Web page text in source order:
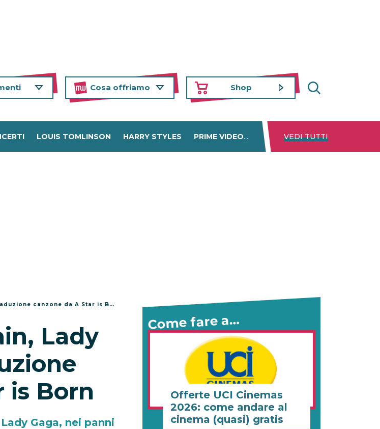
Cosa offriamo Shop
LOUIS TOMLINSON HARRY STYLES PRIME VIDEO DISNEY+ NETFLIX
VEDI TUTTI
canzone da A Star is Born
Lady
is Born
Gaga, nei panni
Come fare a…
Offerte UCI Cinemas
2026: come andare al
cinema (quasi) gratis